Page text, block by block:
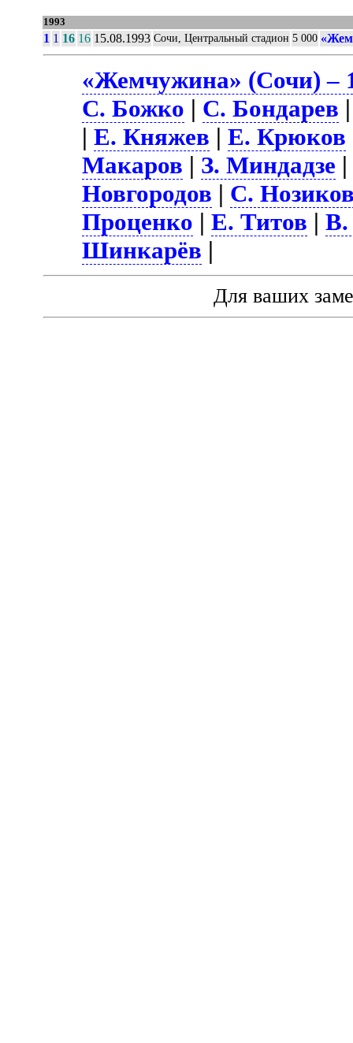
1993
1 1 16 16 15.08.1993 Сочи, Центральный стадион 5 000
«Жемчужина» (Сочи) –
С. Божко | С. Бондарев
|Е. Княжев |Е. Крюков
Макаров | З. Миндадзе
Новгородов | С.
Проценко |Е. Титов |В.
Шинкарёв |
Для ваших